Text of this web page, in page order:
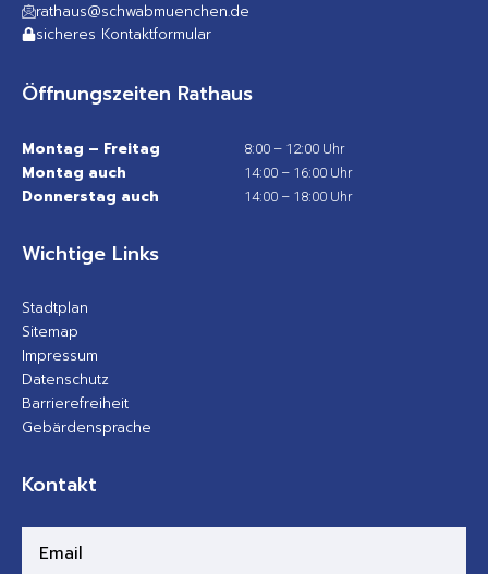
rathaus@schwabmuenchen.de
sicheres Kontaktformular
Öffnungszeiten Rathaus
Montag – Freitag 8:00 – 12:00 Uhr
Montag auch 14:00 – 16:00 Uhr
Donnerstag auch 14:00 – 18:00 Uhr
Wichtige Links
Stadtplan
Sitemap
Impressum
Datenschutz
Barrierefreiheit
Gebärdensprache
Kontakt